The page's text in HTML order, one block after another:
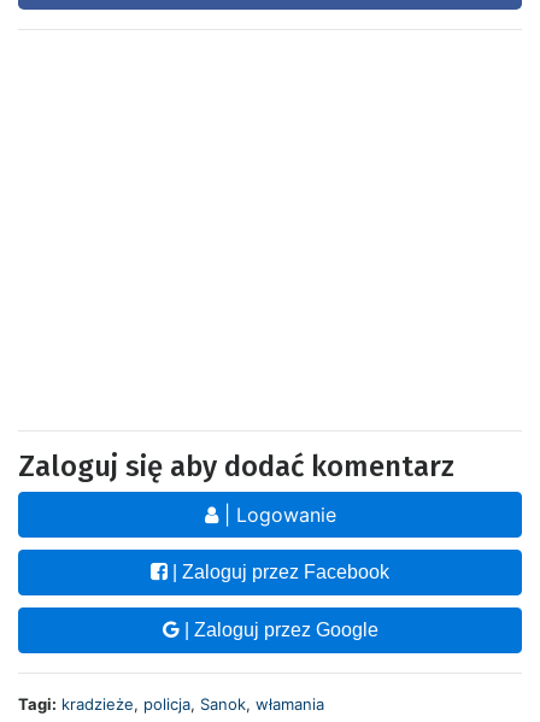
Zaloguj się aby dodać komentarz
| Logowanie
| Zaloguj przez Facebook
| Zaloguj przez Google
Tagi: kradzieże, policja, Sanok, włamania